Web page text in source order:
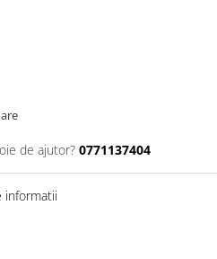
de ajutor? 0771137404
informatii